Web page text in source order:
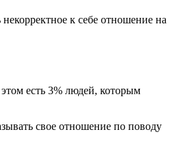
к себе отношение на
есть 3% людей, которым
свое отношение по поводу